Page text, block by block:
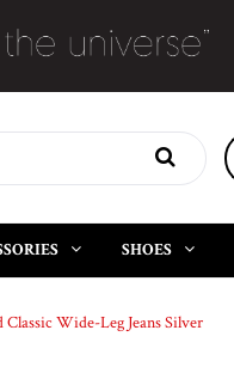
SHOES
Wide-Leg Jeans Silver